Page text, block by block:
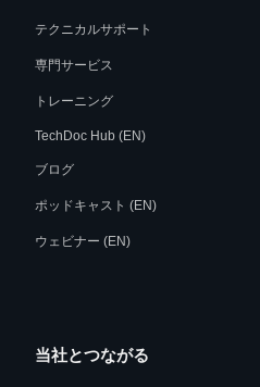
テクニカルサポート
専門サービス
トレーニング
TechDoc Hub (EN)
ブログ
ポッドキャスト (EN)
ウェビナー (EN)
当社とつながる